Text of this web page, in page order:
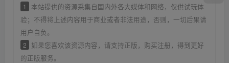
1
本站提供的资源采集自国内外各大媒体和网络，仅供试玩体
验；不得将上述内容用于商业或者非法用途，否则，一切后果请
用户自负。
2
如果您喜欢该资源内容，请支持正版，购买注册，得到更好
的正版服务。